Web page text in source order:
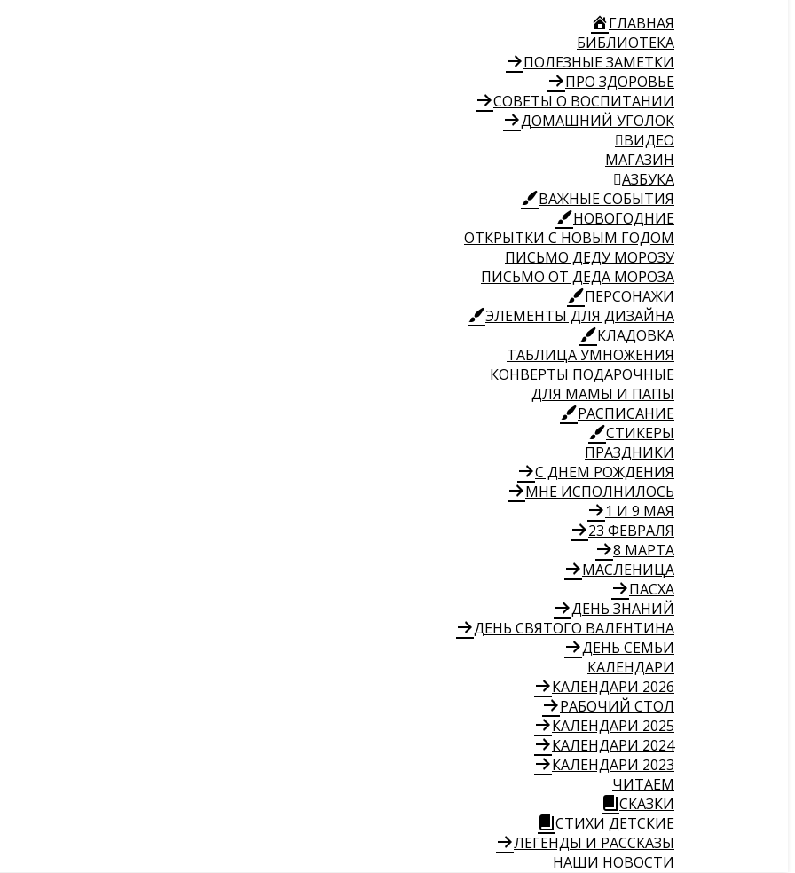
ГЛАВНАЯ
БИБЛИОТЕКА
ПОЛЕЗНЫЕ ЗАМЕТКИ
ПРО ЗДОРОВЬЕ
СОВЕТЫ О ВОСПИТАНИИ
ДОМАШНИЙ УГОЛОК
ВИДЕО
МАГАЗИН
АЗБУКА
ВАЖНЫЕ СОБЫТИЯ
НОВОГОДНИЕ
ОТКРЫТКИ С НОВЫМ ГОДОМ
ПИСЬМО ДЕДУ МОРОЗУ
ПИСЬМО ОТ ДЕДА МОРОЗА
ПЕРСОНАЖИ
ЭЛЕМЕНТЫ ДЛЯ ДИЗАЙНА
КЛАДОВКА
ТАБЛИЦА УМНОЖЕНИЯ
КОНВЕРТЫ ПОДАРОЧНЫЕ
ДЛЯ МАМЫ И ПАПЫ
РАСПИСАНИЕ
СТИКЕРЫ
ПРАЗДНИКИ
С ДНЕМ РОЖДЕНИЯ
МНЕ ИСПОЛНИЛОСЬ
1 И 9 МАЯ
23 ФЕВРАЛЯ
8 МАРТА
МАСЛЕНИЦА
ПАСХА
ДЕНЬ ЗНАНИЙ
ДЕНЬ СВЯТОГО ВАЛЕНТИНА
ДЕНЬ СЕМЬИ
КАЛЕНДАРИ
КАЛЕНДАРИ 2026
РАБОЧИЙ СТОЛ
КАЛЕНДАРИ 2025
КАЛЕНДАРИ 2024
КАЛЕНДАРИ 2023
ЧИТАЕМ
СКАЗКИ
СТИХИ ДЕТСКИЕ
ЛЕГЕНДЫ И РАССКАЗЫ
НАШИ НОВОСТИ